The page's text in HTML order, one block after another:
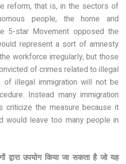
reform, that is, in the sectors of
people, the home and
5-star Movement opposed the
represent a sort of amnesty
workforce irregularly, but those
of crimes related to illegal
of illegal immigration will not be
Instead many immigration
criticize the measure because it
would leave too many people in
उपयोग किया जा सकता है जो यह